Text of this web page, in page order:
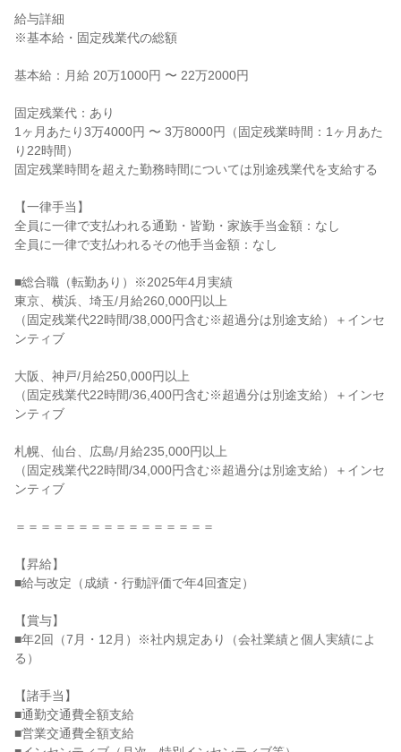
給与詳細
※基本給・固定残業代の総額
基本給：月給 20万1000円 〜 22万2000円
固定残業代：あり
1ヶ月あたり3万4000円 〜 3万8000円（固定残業時間：1ヶ月あた
り22時間）
固定残業時間を超えた勤務時間については別途残業代を支給する
【一律手当】
全員に一律で支払われる通勤・皆勤・家族手当金額：なし
全員に一律で支払われるその他手当金額：なし
■総合職（転勤あり）※2025年4月実績
東京、横浜、埼玉/月給260,000円以上
（固定残業代22時間/38,000円含む※超過分は別途支給）＋インセ
ンティブ
大阪、神戸/月給250,000円以上
（固定残業代22時間/36,400円含む※超過分は別途支給）＋インセ
ンティブ
札幌、仙台、広島/月給235,000円以上
（固定残業代22時間/34,000円含む※超過分は別途支給）＋インセ
ンティブ
＝＝＝＝＝＝＝＝＝＝＝＝＝＝＝＝
【昇給】
■給与改定（成績・行動評価で年4回査定）
【賞与】
■年2回（7月・12月）※社内規定あり（会社業績と個人実績によ
る）
【諸手当】
■通勤交通費全額支給
■営業交通費全額支給